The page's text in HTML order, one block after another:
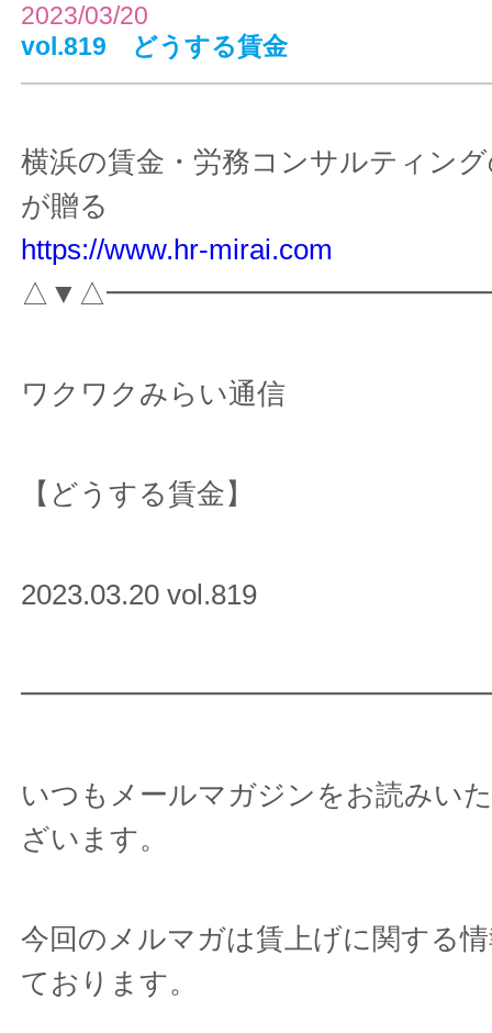
2023/03/20
vol.819 どうする賃金
横浜の賃金・労務コンサルティン
が贈る
https://www.hr-mirai.com
ワクワクみらい通信
【どうする賃金】
2023.03.20 vol.819
いつもメールマガジンをお読みい
ざいます。
今回のメルマガは賃上げに関する
ております。